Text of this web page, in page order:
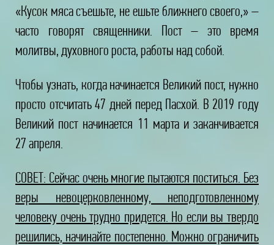
«Кусок мяса съешьте, не ешьте ближнего своего,» –
часто говорят священники. Пост – это время
молитвы, духовного роста, работы над собой.
Чтобы узнать, когда начинается Великий пост, нужно
просто отсчитать 47 дней перед Пасхой. В 2019 году
Великий пост начинается 11 марта и заканчивается
27 апреля.
СОВЕТ: Сейчас очень многие пытаются поститься. Без
веры невоцерковленному, неподготовленному
человеку очень трудно придется. Но если вы твердо
решились, начинайте постепенно. Можно ограничить